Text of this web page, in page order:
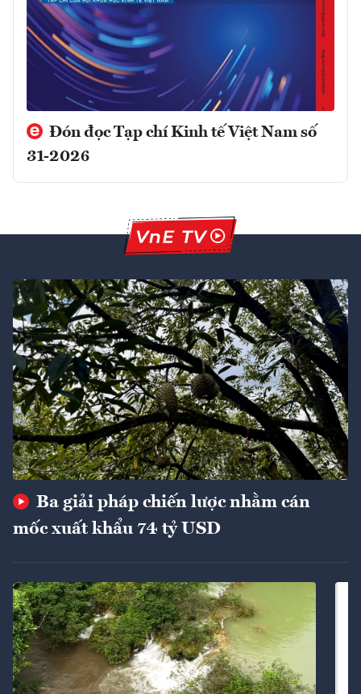
Đón đọc Tạp chí Kinh tế Việt Nam số
31-2026
Ba giải pháp chiến lược nhằm cán
mốc xuất khẩu 74 tỷ USD